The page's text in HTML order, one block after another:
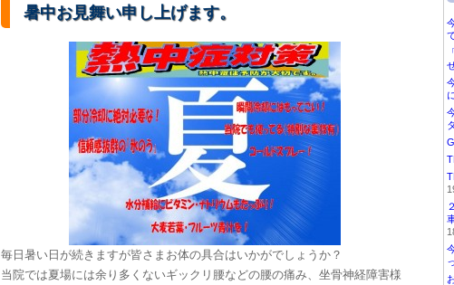
暑中お見舞い申し上げます。
毎日暑い日が続きますが皆さまお体の具合はいかがでしょうか？
当院では夏場には余り多くないギックリ腰などの腰の痛み、坐骨神経障害様